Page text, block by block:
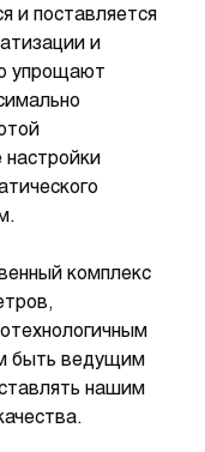
и поставляется
и
упрощают
комплекс
быть ведущим
нашим